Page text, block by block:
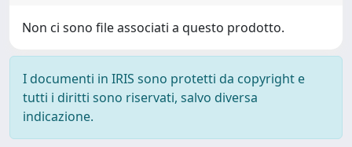
Non ci sono file associati a questo prodotto.
I documenti in IRIS sono protetti da copyright e
tutti i diritti sono riservati, salvo diversa
indicazione.